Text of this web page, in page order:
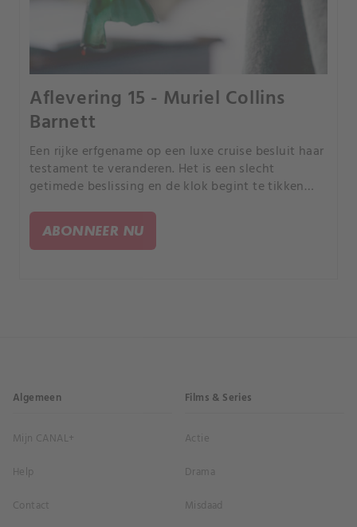
Aflevering 15 - Muriel Collins
Barnett
Een rijke erfgename op een luxe cruise besluit haar
testament te veranderen. Het is een slecht
getimede beslissing en de klok begint te tikken
bereiken.
ABONNEER NU
Algemeen
Mijn CANAL+
Help
Contact
Films & Series
Actie
Drama
Misdaad